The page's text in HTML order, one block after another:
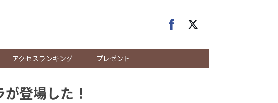
アクセスランキング プレゼント
登場した！